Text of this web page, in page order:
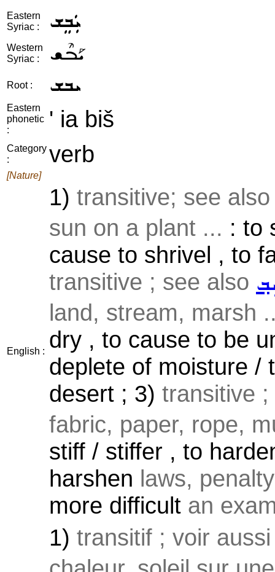
Eastern
Syriac :
ܝܲܒܸܫ
Western
Syriac :
ܝܰܒܶܫ
Root : ܝܒܫ
Eastern
phonetic
:
' ia biš
Category
:
verb
[Nature]
English :
1) transitive; see
sun on a plant ... : to
cause to shrivel , to
transitive ; see also
land, stream, marsh
dry , to cause to be
deplete of moisture /
desert ; 3) transitive
fabric, paper, rope,
stiff / stiffer , to
harshen laws,
more difficult an
1) transitif ; voir